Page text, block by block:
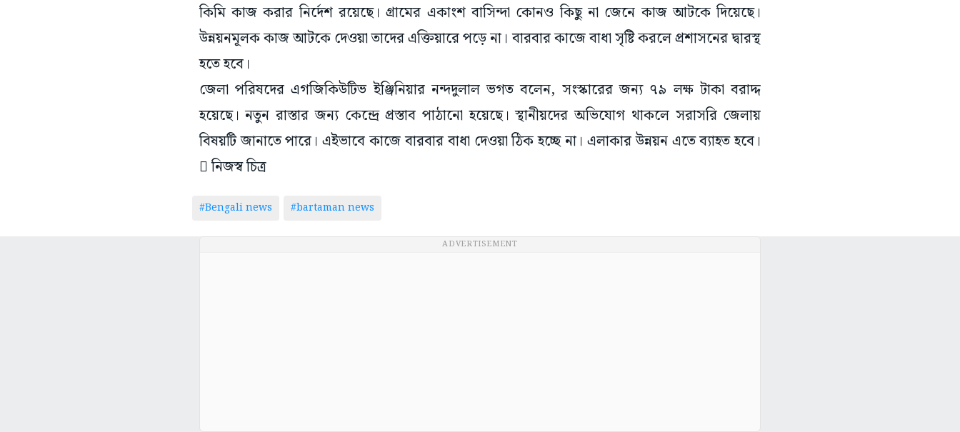
কিমি কাজ করার নির্দেশ রয়েছে। গ্রামের একাংশ বাসিন্দা কোনও কিছু না জেনে কাজ আটকে দিয়েছে।
উন্নয়নমূলক কাজ আটকে দেওয়া তাদের এক্তিয়ারে পড়ে না। বারবার কাজে বাধা সৃষ্টি করলে প্রশাসনের দ্বারস্থ
হতে হবে।
জেলা পরিষদের এগজিকিউটিভ ইঞ্জিনিয়ার নন্দদুলাল ভগত বলেন, সংস্কারের জন্য ৭৯ লক্ষ টাকা বরাদ্দ
হয়েছে। নতুন রাস্তার জন্য কেন্দ্রে প্রস্তাব পাঠানো হয়েছে। স্থানীয়দের অভিযোগ থাকলে সরাসরি জেলায়
বিষয়টি জানাতে পারে। এইভাবে কাজে বারবার বাধা দেওয়া ঠিক হচ্ছে না। এলাকার উন্নয়ন এতে ব্যাহত হবে।
 নিজস্ব চিত্র
#Bengali news #bartaman news
ADVERTISEMENT